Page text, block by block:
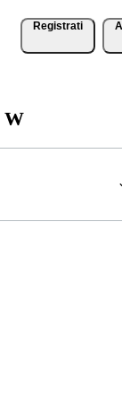
Registrati
W